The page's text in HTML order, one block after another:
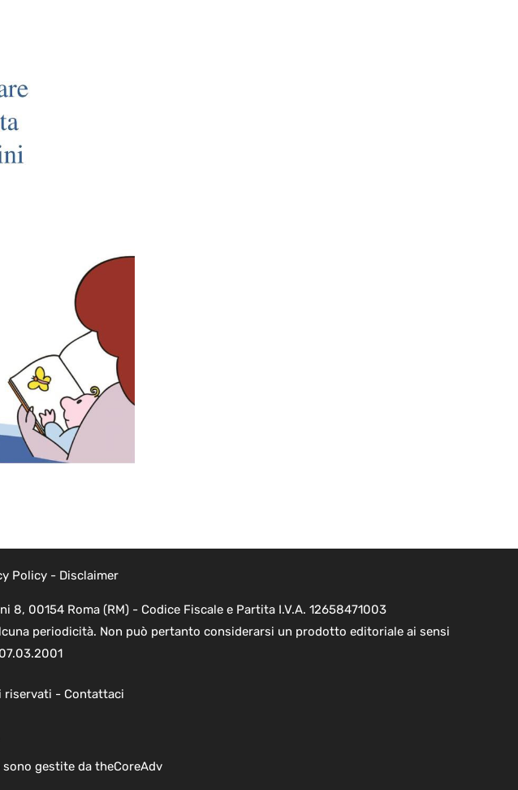
Policy- Disclaimer
8, 00154 Roma (RM) - Codice Fiscale e Partita I.V.A. 12658471003
periodicità. Non può pertanto considerarsi un prodotto editoriale ai sensi
riservati - Contattaci
gestite da theCoreAdv